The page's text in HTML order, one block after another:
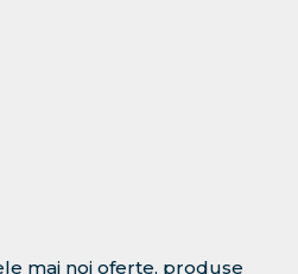
mai noi oferte, produse